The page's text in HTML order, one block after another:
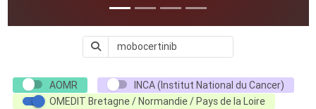
AOMR
INCA (Institut National du Cancer)
OMEDIT Bretagne / Normandie / Pays de la Loire